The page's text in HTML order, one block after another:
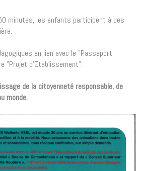
minutes, les enfants participent à des
en lien avec le "Passeport
"Projet d'Etablissement".
de la citoyenneté responsable, de
monde.